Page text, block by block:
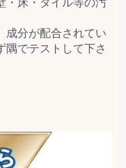
成分が配合されてい
隅でテストして下さ